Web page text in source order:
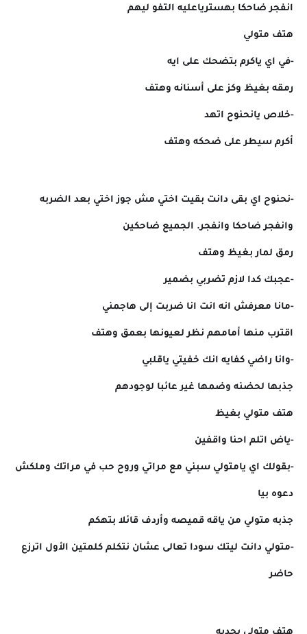
انفجر ضاحكا بهسترياعليه التفو ليهم
هتف متولي
-في اي ياكرم بتضحك على ايه
رمقه بغيظ وكز على أسنانه وهتف
-خلاص يانحنوح اتهد
أكرم سيطر على ضحكه وهتف
-نحنوح اي بقى دانت بقيت اختي مش جوز اختي بعد الضربه
وانفجر ضاحكا وانفجر. الجميع ضاحكين
رمق لمار بغيظ وهتف
-عجبك كدا لازم تضربي بضمير
-مانا معرفش انه انت انا ضربت إلى هاجمني
اقترب منها أمامهم نظر لعيونها بعمق وهتف
-وانا راضي كفايه انك خفيتي ياقلبي
جذبها لحضنه وضمها غير عائبا لوجودهم
هتف متولي بغيظ
-ياض اتلم احنا واقفين
-بقولك اي يامتولي سبني مع مراتي وروح حب في مراتك وملكش
دعوه بيا
جذبه متولي من ياقه قميصه وأردف قائلا بتهكم
-متولي دانت ليتك سودا تعالى عشان نتكلم كلمتين الأول اترزع
حاضر